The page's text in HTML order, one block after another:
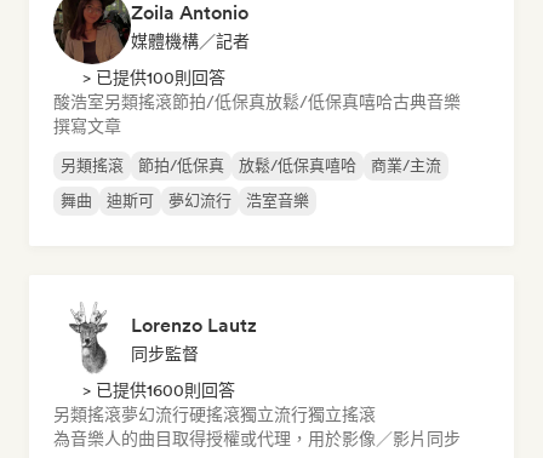
Zoila Antonio
媒體機構／記者
> 已提供100則回答
酸浩室另類搖滾節拍/低保真放鬆/低保真嘻哈古典音樂
撰寫文章
另類搖滾 節拍/低保真 放鬆/低保真嘻哈
商業/主流
舞曲
迪斯可 夢幻流行 浩室音樂
Lorenzo Lautz
同步監督
> 已提供1600則回答
另類搖滾夢幻流行硬搖滾獨立流行獨立搖滾
為音樂人的曲目取得授權或代理，用於影像／影片同步